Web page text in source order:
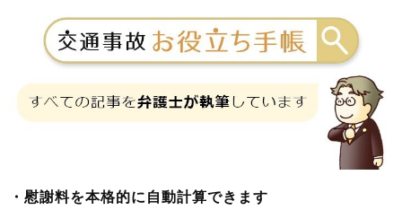
・慰謝料を本格的に自動計算できます